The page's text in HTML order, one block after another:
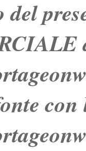
del